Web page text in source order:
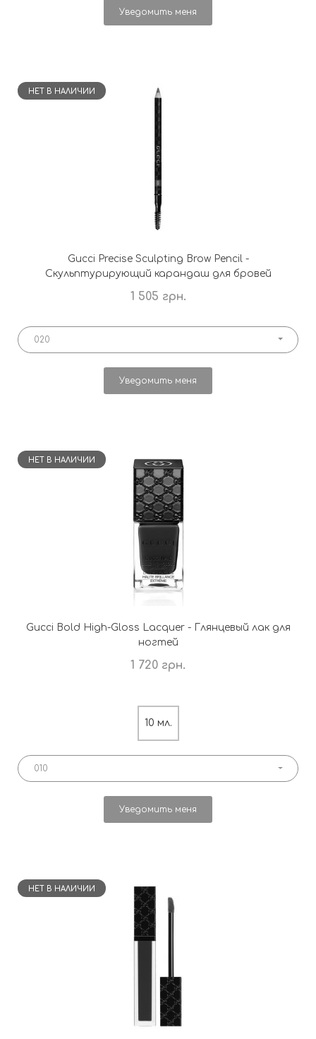
Уведомить меня
НЕТ В НАЛИЧИИ
Gucci Precise Sculpting Brow Pencil -
Скульптурирующий карандаш для бровей
1 505 грн.
020
Уведомить меня
НЕТ В НАЛИЧИИ
Gucci Bold High-Gloss Lacquer - Глянцевый лак для
ногтей
1 720 грн.
10 мл.
010
Уведомить меня
НЕТ В НАЛИЧИИ